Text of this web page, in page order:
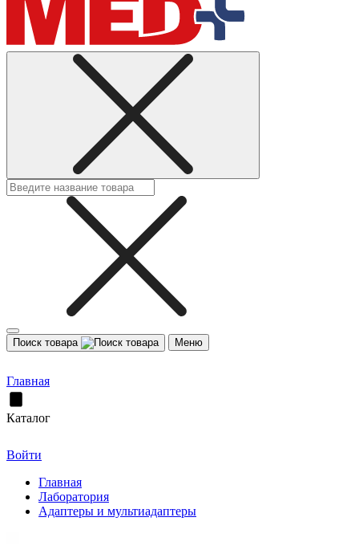
Поиск товара Меню
Главная
Каталог
Войти
Главная
Лаборатория
Адаптеры и мультиадаптеры